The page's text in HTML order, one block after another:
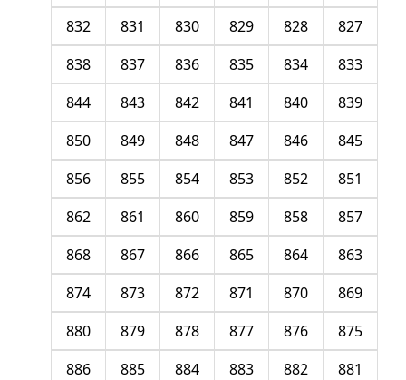
827
828
829
830
831
832
833
834
835
836
837
838
839
840
841
842
843
844
845
846
847
848
849
850
851
852
853
854
855
856
857
858
859
860
861
862
863
864
865
866
867
868
869
870
871
872
873
874
875
876
877
878
879
880
881
882
883
884
885
886